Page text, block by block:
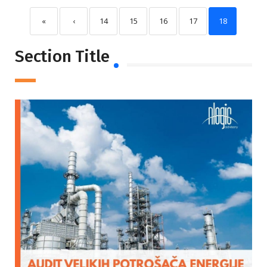
« ‹ 14 15 16 17 18
Section Title